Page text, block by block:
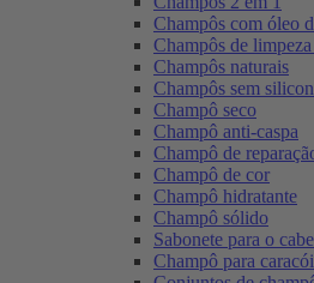
Champôs com óleo
Champôs de
Champôs naturais
Champôs sem
Champô seco
Champô anti-caspa
Champô de
Champô de cor
Champô hidratante
Champô sólido
Sabonete para o
Champô para